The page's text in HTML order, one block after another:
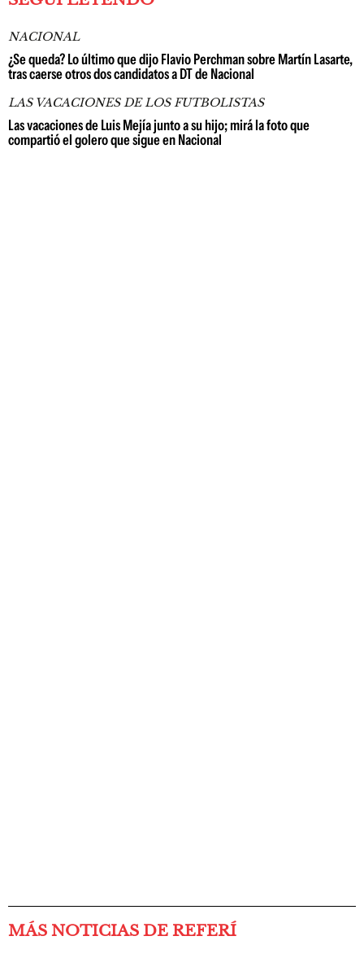
NACIONAL
¿Se queda? Lo último que dijo Flavio Perchman sobre Martín Lasarte,
tras caerse otros dos candidatos a DT de Nacional
LAS VACACIONES DE LOS FUTBOLISTAS
Las vacaciones de Luis Mejía junto a su hijo; mirá la foto que
compartió el golero que sigue en Nacional
MÁS NOTICIAS DE REFERÍ